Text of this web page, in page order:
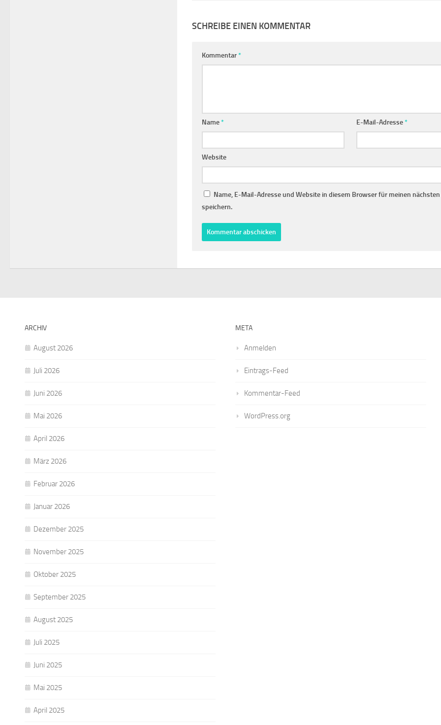
SCHREIBE EINEN KOMMENTAR
Kommentar*
Name* E-Mail-Adresse*
Website
Name, E-Mail-Adresse und Website in diesem Browser für meinen
speichern.
ARCHIV
August 2026
Juli 2026
Juni 2026
Mai 2026
April 2026
März 2026
Februar 2026
Januar 2026
Dezember 2025
November 2025
Oktober 2025
September 2025
August 2025
Juli 2025
Juni 2025
Mai 2025
April 2025
META
Anmelden
Eintrags-Feed
Kommentar-Feed
WordPress.org